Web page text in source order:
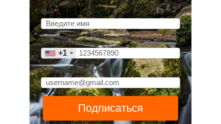
Имя*
Телефон*
+1
+1
Електронна пошта*
Подписаться